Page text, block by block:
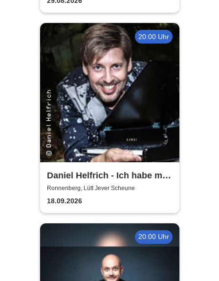
20:00 Uhr
Daniel Helfrich - Ich habe mir
gerade noch gefehlt
Ronnenberg, Lütt Jever Scheune
18.09.2026
20:00 Uhr